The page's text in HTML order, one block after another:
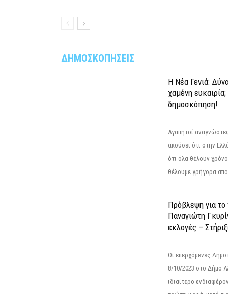
ΔΗΜΟΣΚΟΠΗΣΕΙΣ
Η Νέα Γενιά:
χαμένη
δημοσκόπηση!
Αγαπητοί
ακούσει ότι στην
ότι όλα θέλουν
θέλουμε γρήγορα
Πρόβλεψη για
Παναγιώτη
εκλογές –
Οι επερχόμενες
8/10/2023 στο Δήμο
ιδιαίτερο